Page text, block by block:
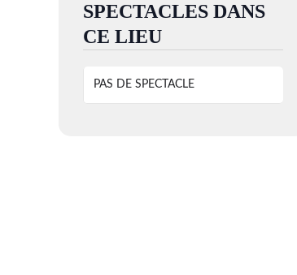
SPECTACLES DANS
CE LIEU
PAS DE SPECTACLE